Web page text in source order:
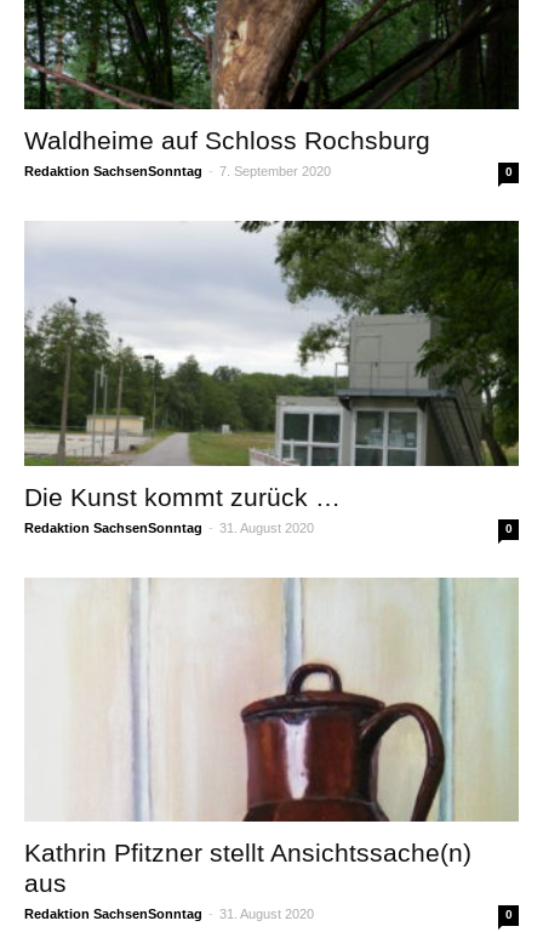
Waldheime auf Schloss Rochsburg
Redaktion SachsenSonntag - 7. September 2020 0
Die Kunst kommt zurück …
Redaktion SachsenSonntag - 31. August 2020 0
Kathrin Pfitzner stellt Ansichtssache(n)
aus
Redaktion SachsenSonntag - 31. August 2020 0